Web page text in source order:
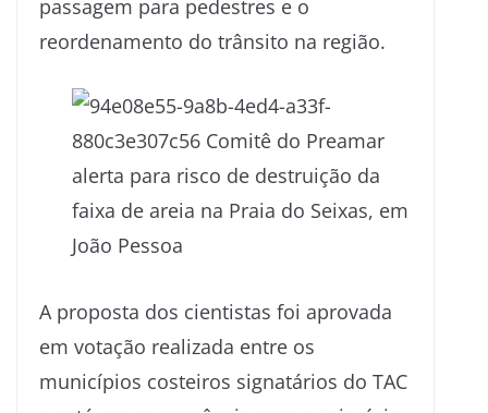
passagem para pedestres e o
reordenamento do trânsito na região.
A proposta dos cientistas foi aprovada
em votação realizada entre os
municípios costeiros signatários do TAC